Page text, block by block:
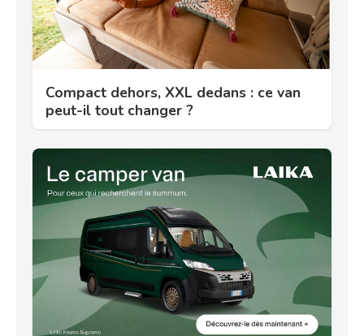
Compact dehors, XXL dedans : ce van
peut-il tout changer ?